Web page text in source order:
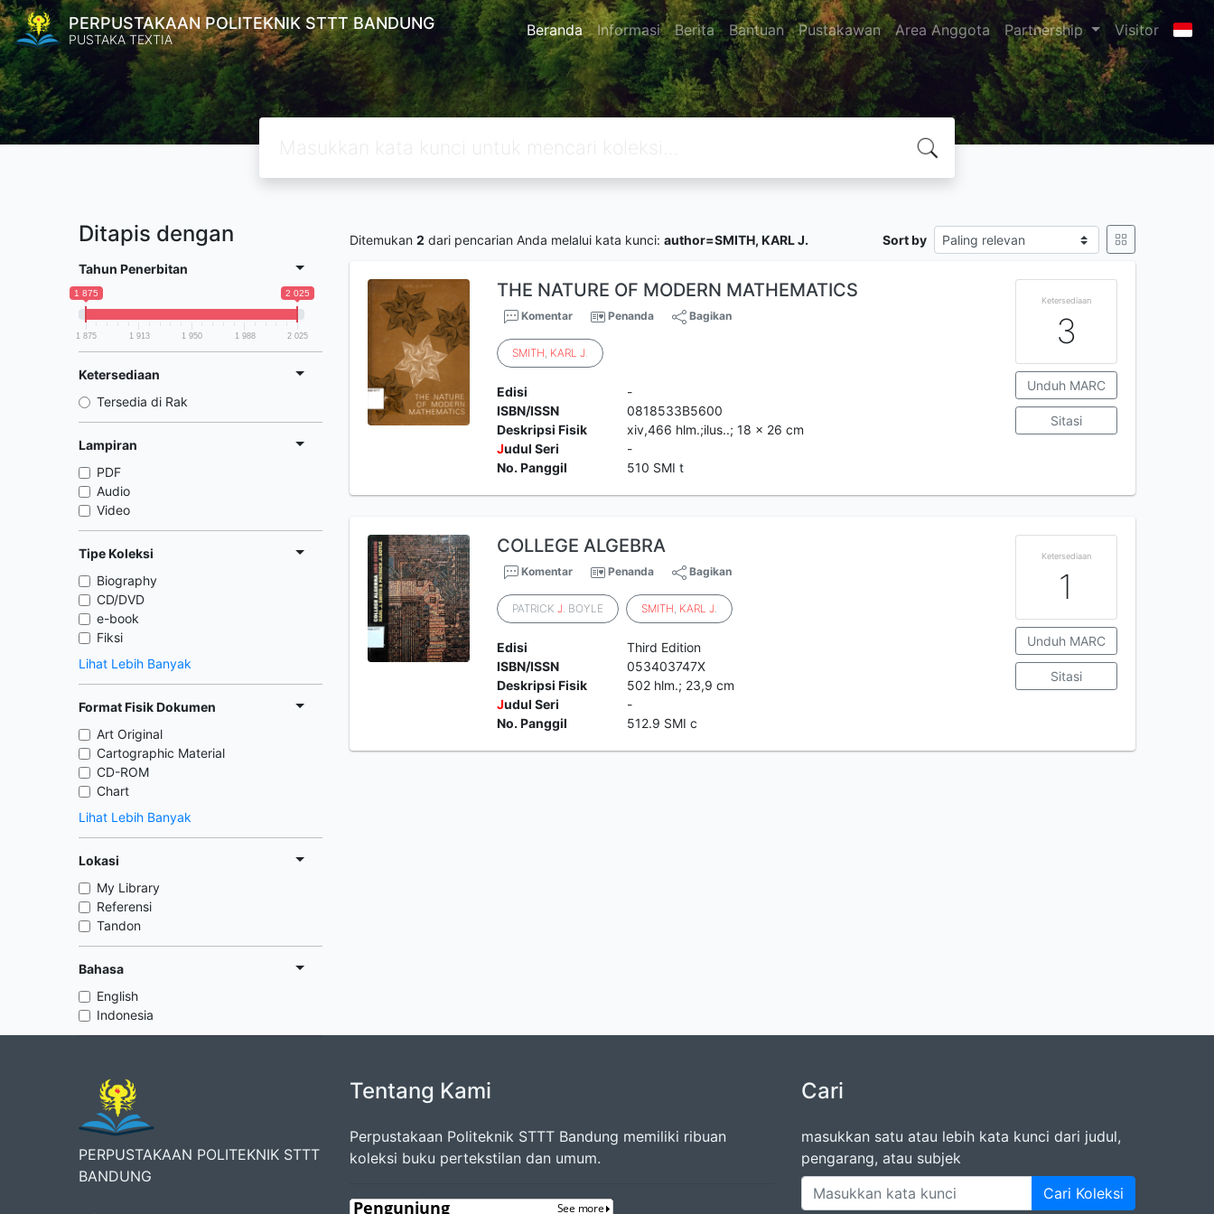
PERPUSTAKAAN POLITEKNIK STTT BANDUNG
PUSTAKA TEXTIA Beranda Informasi Berita Bantuan Pustakawan Area Anggota Partnership Visitor
Ditapis dengan
Tahun Penerbitan
1 875 2 025
1 875 1 913 1 950 1 988 2 025
Ketersediaan
Tersedia di Rak
Lampiran
PDF
Audio
Video
Tipe Koleksi
Biography
CD/DVD
e-book
Fiksi
Lihat Lebih Banyak
Format Fisik Dokumen
Art Original
Cartographic Material
CD-ROM
Chart
Lihat Lebih Banyak
Lokasi
My Library
Referensi
Tandon
Bahasa
English
Indonesia
Ditemukan 2 dari pencarian Anda melalui kata kunci: author=SMITH, KARL J. Sort by
THE NATURE OF MODERN MATHEMATICS
Komentar Penanda Bagikan
SMITH, KARL J.
Edisi
-
ISBN/ISSN
0818533B5600
Deskripsi Fisik
xiv,466 hlm.;ilus..; 18 x 26 cm
Judul Seri
-
No. Panggil
510 SMI t
Ketersediaan
3
Unduh MARC
Sitasi
COLLEGE ALGEBRA
Komentar Penanda Bagikan
PATRICKJ. BOYLE SMITH, KARL J.
Edisi
Third Edition
ISBN/ISSN
053403747X
Deskripsi Fisik
502 hlm.; 23,9 cm
Judul Seri
-
No. Panggil
512.9 SMI c
Ketersediaan
1
Unduh MARC
Sitasi
PERPUSTAKAAN POLITEKNIK STTT
BANDUNG
Tentang Kami
Perpustakaan Politeknik STTT Bandung memiliki ribuan
koleksi buku pertekstilan dan umum.
Cari
masukkan satu atau lebih kata kunci dari judul,
pengarang, atau subjek
Cari Koleksi